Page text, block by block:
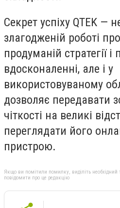
Секрет успіху QTEK —
злагодженій роботі
продуманій стратегії і
вдосконаленні, але і у
використовуваному
дозволяє передавати
чіткості на великі
переглядати його
пристрою.
Якщо ви помітили помилку, виділіть необхідний
повідомити про це редакцію